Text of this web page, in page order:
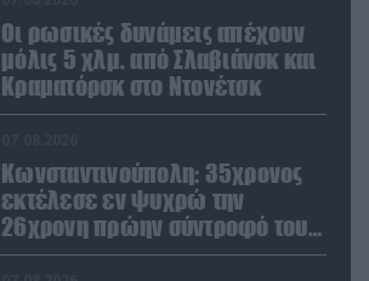
Οι ρωσικές δυνάμεις απέχουν
μόλις 5 χλμ. από Σλαβιάνσκ και
Κραματόρσκ στο Ντονέτσκ
Κωνσταντινούπολη: 35χρονος
εκτέλεσε εν ψυχρώ την
26χρονη πρώην σύντροφό του
έξω από φαρμακείο (βίντεο)